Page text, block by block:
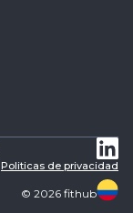
Politicas de privacidad
© 2026 fithub